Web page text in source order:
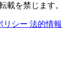
載を禁じます。
リシー 法的情報